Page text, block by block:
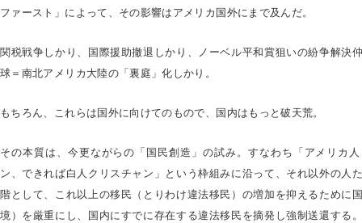
ファースト」によって、その影響はアメリカ国外にまで及んだ。
関税戦争しかり、国際援助撤退しかり、ノーベル平和賞狙いの紛争解決
球＝南北アメリカ大陸の「裏庭」化しかり。
もちろん、これらは国外に向けてのもので、国内はもっと破天荒。
その本質は、今更ながらの「国民創造」の試み。すなわち「アメリカ
ン、できれば白人クリスチャン」という枠組みに沿って、それ以外の人
階として、これ以上の移民（とりわけ違法移民）の増加を抑えるために
境）を厳重にし、国内にすでに存在する違法移民を摘発し強制送還する